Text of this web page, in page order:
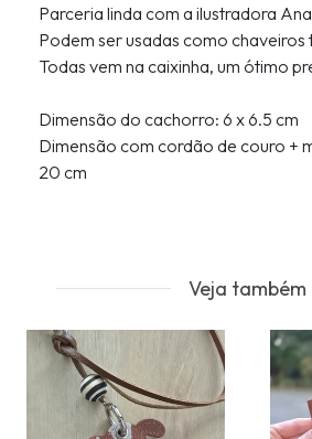
Parceria linda com a ilustradora
Podem ser usadas como chaveiros
Todas vem na caixinha, um ótimo
Dimensão do cachorro: 6 x 6.5 cm
Dimensão com cordão de couro +
20 cm
Veja também